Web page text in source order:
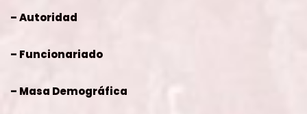
– Autoridad
– Funcionariado
– Masa Demográfica